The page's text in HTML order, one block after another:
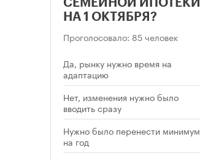
СЕМЕЙНОЙ ИПОТЕКИ
НА 1 ОКТЯБРЯ?
Проголосовало: 85 человек
Да, рынку нужно время на
адаптацию
Нет, изменения нужно было
вводить сразу
Нужно было перенести минимум
на год